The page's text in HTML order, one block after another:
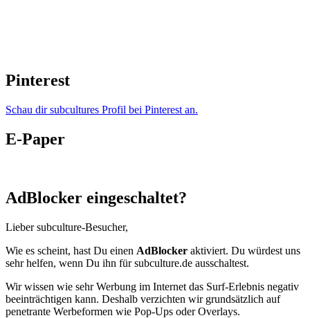
Pinterest
Schau dir subcultures Profil bei Pinterest an.
E-Paper
AdBlocker eingeschaltet?
Lieber subculture-Besucher,
Wie es scheint, hast Du einen AdBlocker aktiviert. Du würdest uns
sehr helfen, wenn Du ihn für subculture.de ausschaltest.
Wir wissen wie sehr Werbung im Internet das Surf-Erlebnis negativ
beeinträchtigen kann. Deshalb verzichten wir grundsätzlich auf
penetrante Werbeformen wie Pop-Ups oder Overlays.